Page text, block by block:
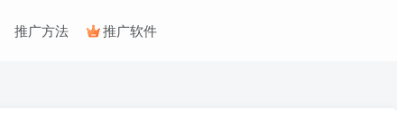
推广方法 推广软件